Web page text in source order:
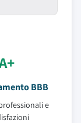
BBB
e